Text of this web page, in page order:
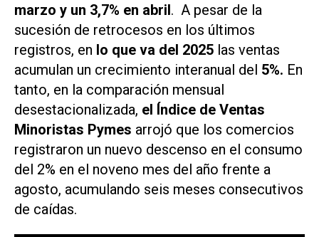
marzo y un 3,7% en abril. A pesar de la
sucesión de retrocesos en los últimos
registros, en lo que va del 2025 las ventas
acumulan un crecimiento interanual del 5%. En
tanto, en la comparación mensual
desestacionalizada, el Índice de Ventas
Minoristas Pymes arrojó que los comercios
registraron un nuevo descenso en el consumo
del 2% en el noveno mes del año frente a
agosto, acumulando seis meses consecutivos
de caídas.